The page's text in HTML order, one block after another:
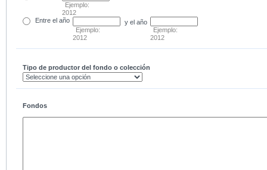
Ejemplo:
2012
Entre el año
Ejemplo:
2012
y el año
Ejemplo:
2012
Tipo de productor del fondo o colección
Fondos